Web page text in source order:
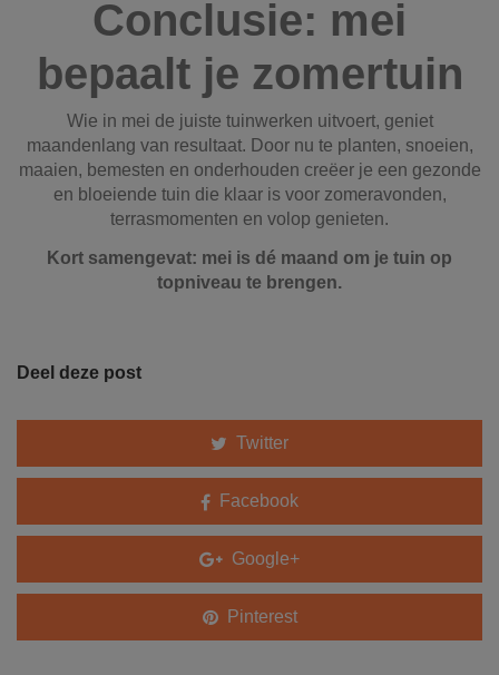
Conclusie: mei
bepaalt je zomertuin
Wie in mei de juiste tuinwerken uitvoert, geniet
maandenlang van resultaat. Door nu te planten, snoeien,
maaien, bemesten en onderhouden creëer je een gezonde
en bloeiende tuin die klaar is voor zomeravonden,
terrasmomenten en volop genieten.
Kort samengevat: mei is dé maand om je tuin op
topniveau te brengen.
Deel deze post
Twitter
Facebook
Google+
Pinterest